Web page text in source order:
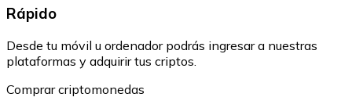
Rápido
Desde tu móvil u ordenador podrás ingresar a nuestras
plataformas y adquirir tus criptos.
Comprar criptomonedas